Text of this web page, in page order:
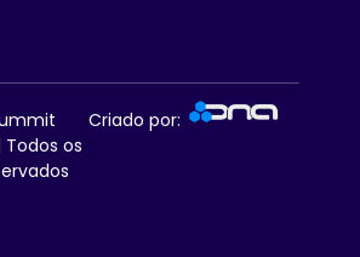
os
Criado por: